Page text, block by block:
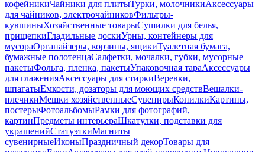
кофейникиЧайники для плитыТурки, молочникиАксессуары
для чайников, электрочайниковФильтры-
кувшиныХозяйственные товарыСушилки для белья,
прищепкиГладильные доскиУрны, контейнеры для
мусораОрганайзеры, корзины, ящикиТуалетная бумага,
бумажные полотенцаСалфетки, мочалки, губки, мусорные
пакетыФольга, пленка, пакетыУпаковочная тараАксессуары
для глаженияАксессуары для стиркиВеревки,
шпагатыЕмкости, дозаторы для моющих средствВешалки-
плечикиМешки хозяйственныеСувенирыКопилкиКартины,
постерыФотоальбомыРамки для фотографий,
картинПредметы интерьераШкатулки, подставки для
украшенийСтатуэткиМагниты
сувенирныеИконыПраздничный декорТовары для